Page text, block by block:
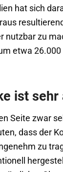
hat sich
nutzbar zu
etwa
ist
Seite zwar
dass der
zu